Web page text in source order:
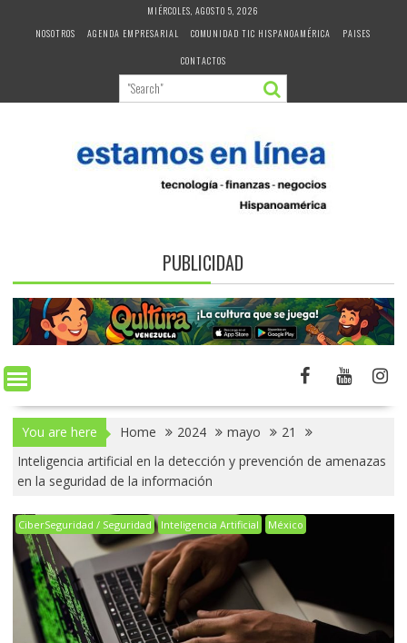
MIÉRCOLES, AGOSTO 5, 2026
NOSOTROS
AGENDA EMPRESARIAL COMUNIDAD TIC HISPANOAMÉRICA
PAISES
CONTACTOS
PUBLICIDAD
You are here Home 2024 mayo
21
Inteligencia artificial en la detección y prevención de amenazas
en la seguridad de la información
CiberSeguridad / Seguridad Inteligencia Artificial México